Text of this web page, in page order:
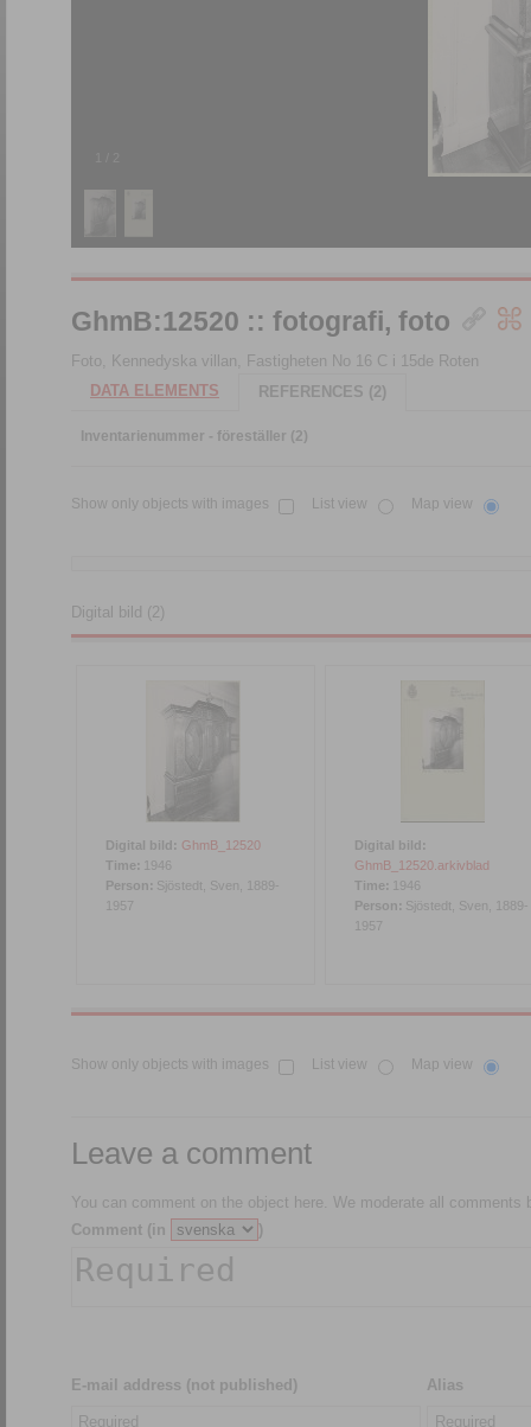
GhmB:12520 :: fotografi, foto
Foto, Kennedyska villan, Fastigheten No 16 C i 15de Roten
DATA ELEMENTS
REFERENCES (2)
Inventarienummer - föreställer (2)
Show only objects with images List view Map view
Digital bild (2)
Digital bild: GhmB_12520
Time:
1946
Person: Sjöstedt, Sven, 1889-
1957
Digital bild:
GhmB_12520.arkivblad
Time:
1946
Person: Sjöstedt, Sven, 1889-
1957
Show only objects with images List view Map view
Leave a comment
You can comment on the object here. We moderate all comments
Comment (in
)
E-mail address (not published) Alias